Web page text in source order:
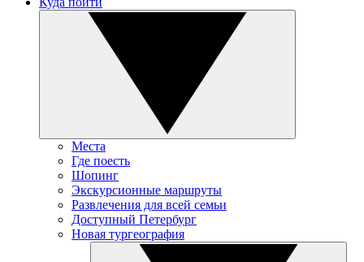
Места
Где поесть
Шопинг
Экскурсионные маршруты
Развлечения для всей семьи
Доступный Петербург
Новая тургеография